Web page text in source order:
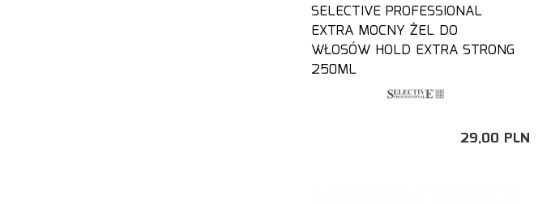
SELECTIVE PROFESSIONAL
EXTRA MOCNY ŻEL DO
WŁOSÓW HOLD EXTRA STRONG
250ML
29,00 PLN